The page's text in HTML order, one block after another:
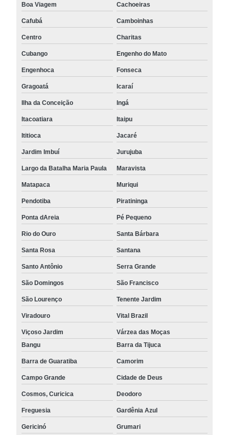
Boa Viagem Cachoeiras
Cafubá Camboinhas
Centro Charitas
Cubango Engenho do Mato
Engenhoca Fonseca
Gragoatá Icaraí
Ilha da Conceição Ingá
Itacoatiara Itaipu
Ititioca Jacaré
Jardim Imbuí Jurujuba
Largo da Batalha Maria Paula Maravista
Matapaca Muriqui
Pendotiba Piratininga
Ponta dAreia Pé Pequeno
Rio do Ouro Santa Bárbara
Santa Rosa Santana
Santo Antônio Serra Grande
São Domingos São Francisco
São Lourenço Tenente Jardim
Viradouro Vital Brazil
Viçoso Jardim
Várzea das Moças
Bangu
Barra da Tijuca
Barra de Guaratiba Camorim
Campo Grande Cidade de Deus
Cosmos, Curicica Deodoro
Freguesia Gardênia Azul
Gericinó Grumari